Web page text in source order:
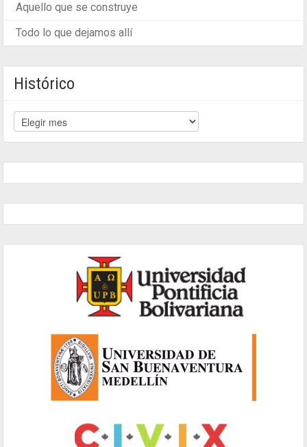
Aquello que se construye
Todo lo que dejamos allí
Histórico